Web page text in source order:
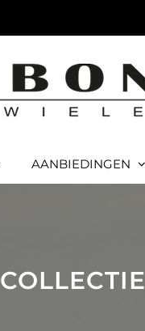
AANBIEDINGEN
COLLECTIE